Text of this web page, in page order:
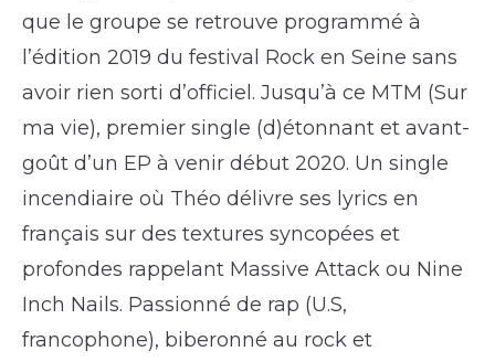
que le groupe se retrouve programmé à
l’édition 2019 du festival Rock en Seine sans
avoir rien sorti d’officiel. Jusqu’à ce MTM (Sur
ma vie), premier single (d)étonnant et avant-
goût d’un EP à venir début 2020. Un single
incendiaire où Théo délivre ses lyrics en
français sur des textures syncopées et
profondes rappelant Massive Attack ou Nine
Inch Nails. Passionné de rap (U.S,
francophone), biberonné au rock et